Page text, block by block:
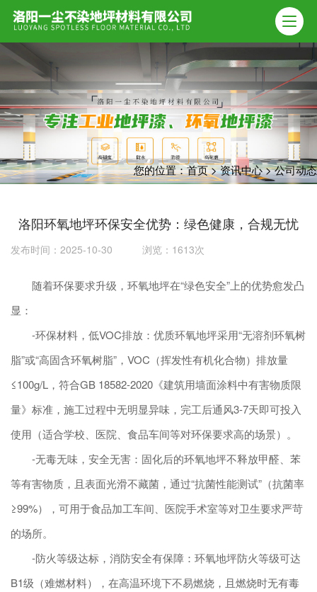
您的位置：首页>资讯中心>公司动态
洛阳环氧地坪环保安全优势：绿色健康，合规无忧
发布时间：2025-10-30 浏览：1613次
随着环保要求升级，环氧地坪在“绿色安全”上的优势愈发凸
显：
-环保材料，低VOC排放：优质环氧地坪采用“无溶剂环氧树
脂”或“高固含环氧树脂”，VOC（挥发性有机化合物）排放量
≤100g/L，符合GB 18582-2020《建筑用墙面涂料中有害物质限
量》标准，施工过程中无明显异味，完工后通风3-7天即可投入
使用（适合学校、医院、食品车间等对环保要求高的场景）。
-无毒无味，安全无害：固化后的环氧地坪不释放甲醛、苯
等有害物质，且表面光滑不藏菌，通过“抗菌性能测试”（抗菌率
≥99%），可用于食品加工车间、医院手术室等对卫生要求严苛
的场所。
-防火等级达标，消防安全有保障：环氧地坪防火等级可达
B1级（难燃材料），在高温环境下不易燃烧，且燃烧时无有毒